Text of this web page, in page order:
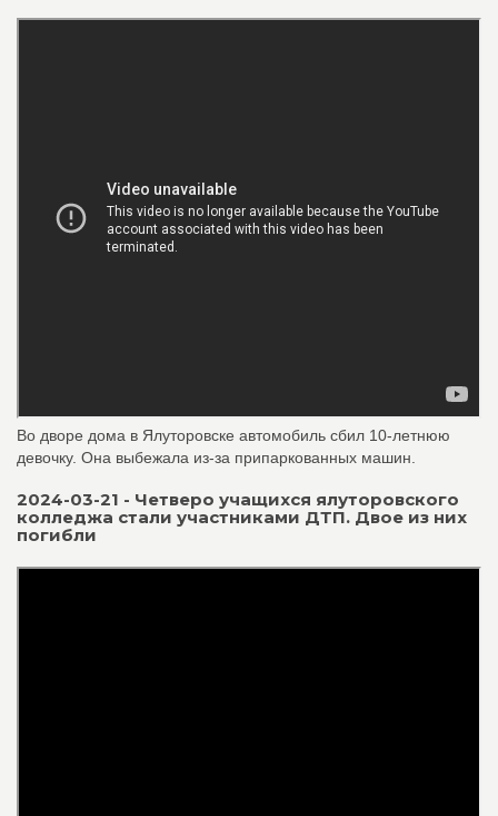
Во дворе дома в Ялуторовске автомобиль сбил 10-летнюю
девочку. Она выбежала из-за припаркованных машин.
2024-03-21 - Четверо учащихся ялуторовского
колледжа стали участниками ДТП. Двое из них
погибли